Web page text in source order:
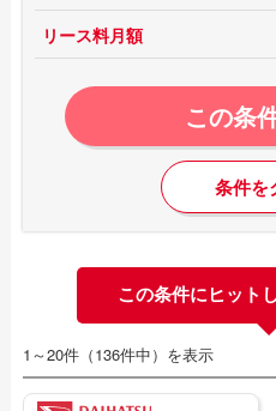
リース料月額
この条
条件を
この条件にヒット
1～20件（136件中）を表示